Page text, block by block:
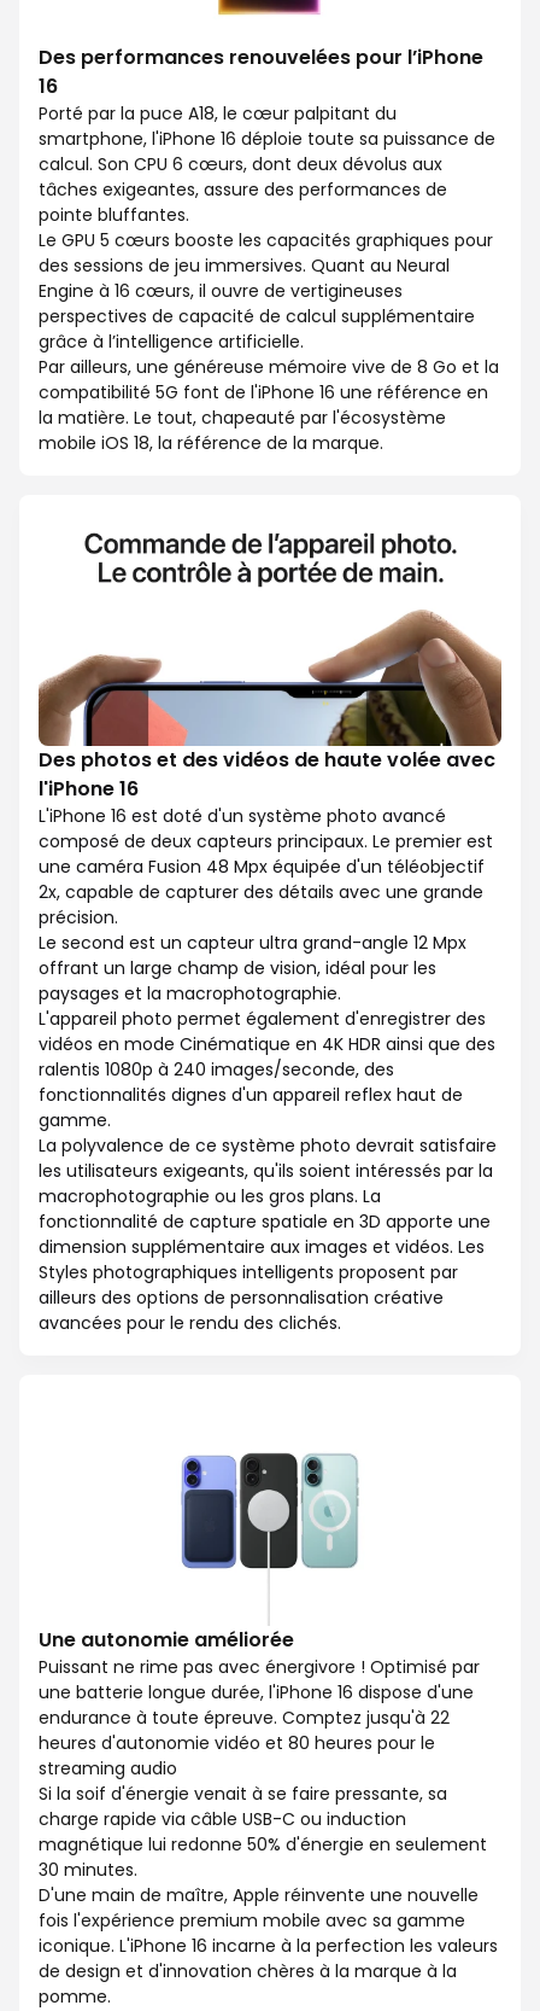
Des performances renouvelées pour l’iPhone
16
Porté par la puce A18, le cœur palpitant du
smartphone, l'iPhone 16 déploie toute sa puissance de
calcul. Son CPU 6 cœurs, dont deux dévolus aux
tâches exigeantes, assure des performances de
pointe bluffantes.
Le GPU 5 cœurs booste les capacités graphiques pour
des sessions de jeu immersives. Quant au Neural
Engine à 16 cœurs, il ouvre de vertigineuses
perspectives de capacité de calcul supplémentaire
grâce à l’intelligence artificielle.
Par ailleurs, une généreuse mémoire vive de 8 Go et la
compatibilité 5G font de l'iPhone 16 une référence en
la matière. Le tout, chapeauté par l'écosystème
mobile iOS 18, la référence de la marque.
Des photos et des vidéos de haute volée avec
l'iPhone 16
L'iPhone 16 est doté d'un système photo avancé
composé de deux capteurs principaux. Le premier est
une caméra Fusion 48 Mpx équipée d'un téléobjectif
2x, capable de capturer des détails avec une grande
précision.
Le second est un capteur ultra grand-angle 12 Mpx
offrant un large champ de vision, idéal pour les
paysages et la macrophotographie.
L'appareil photo permet également d'enregistrer des
vidéos en mode Cinématique en 4K HDR ainsi que des
ralentis 1080p à 240 images/seconde, des
fonctionnalités dignes d'un appareil reflex haut de
gamme.
La polyvalence de ce système photo devrait satisfaire
les utilisateurs exigeants, qu'ils soient intéressés par la
macrophotographie ou les gros plans. La
fonctionnalité de capture spatiale en 3D apporte une
dimension supplémentaire aux images et vidéos. Les
Styles photographiques intelligents proposent par
ailleurs des options de personnalisation créative
avancées pour le rendu des clichés.
Une autonomie améliorée
Puissant ne rime pas avec énergivore ! Optimisé par
une batterie longue durée, l'iPhone 16 dispose d'une
endurance à toute épreuve. Comptez jusqu'à 22
heures d'autonomie vidéo et 80 heures pour le
streaming audio
Si la soif d'énergie venait à se faire pressante, sa
charge rapide via câble USB-C ou induction
magnétique lui redonne 50% d'énergie en seulement
30 minutes.
D'une main de maître, Apple réinvente une nouvelle
fois l'expérience premium mobile avec sa gamme
iconique. L'iPhone 16 incarne à la perfection les valeurs
de design et d'innovation chères à la marque à la
pomme.